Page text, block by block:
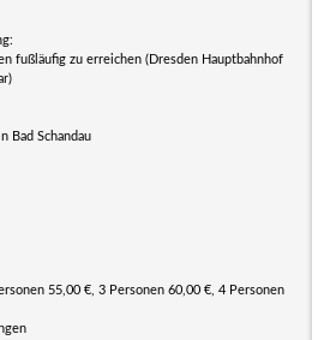
fußläufig zu erreichen (Dresden Hauptbahnhof
Bad Schandau
55,00 €, 3 Personen 60,00 €, 4 Personen